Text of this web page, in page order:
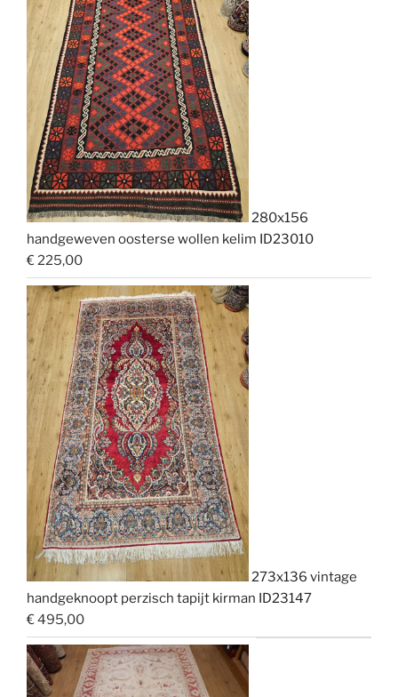
280x156
handgeweven oosterse wollen kelim ID23010
€ 225,00
273x136 vintage
handgeknoopt perzisch tapijt kirman ID23147
€495,00